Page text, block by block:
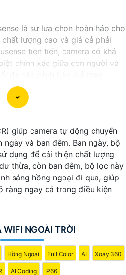
là sự lựa chọn hoàn hảo cho
lượng cao và giá cả phải
tiên tiến, camera có khả
chính xác giữa con người và
ảnh sắc nét và độ phân giải cao
độ một cách rõ ràng. Khám phá
Acusense để bảo vệ tài sản và
giúp camera tự động chuyển
và ban đêm. Ban ngày, bộ
dụng để cải thiện chất lượng
thừa, còn ban đêm, bộ lọc này
sáng hồng ngoại đi qua, giúp
ràng ngay cả trong điều kiện
WIFI NGOÀI TRỜI
Hồng Ngoại Full Color AI Xoay 360
AI Coding IP66